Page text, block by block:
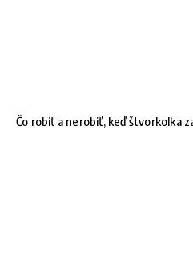
Čo robiť a nerobiť, keď štvorkolka